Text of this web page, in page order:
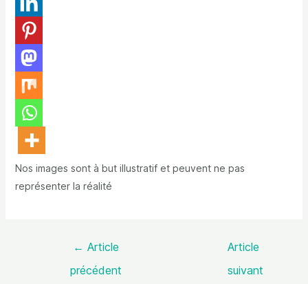
Nos images sont à but illustratif et peuvent ne pas
représenter la réalité
← Article
précédent
Article
suivant